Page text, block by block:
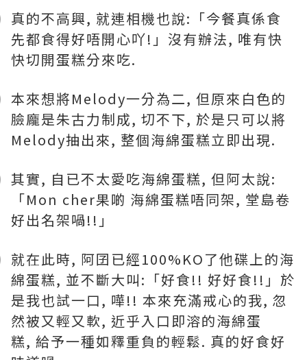
真的不高興, 就連相機也說:「今餐真係食
先都食得好唔開心吖!」沒有辦法, 唯有快
快切開蛋糕分來吃.
本來想將Melody一分為二, 但原來白色的
臉龐是朱古力制成, 切不下, 於是只可以將
Melody抽出來, 整個海綿蛋糕立即出現.
其實, 自已不太愛吃海綿蛋糕, 但阿太說:
「Mon cher果啲 海綿蛋糕唔同架, 堂島卷
好出名架喎!!」
就在此時, 阿囝已經100%KO了他碟上的海
綿蛋糕, 並不斷大叫:「好食!! 好好食!!」於
是我也試一口, 嘩!! 本來充滿戒心的我, 忽
然被又輕又軟, 近乎入口即溶的海綿蛋
糕, 給予一種如釋重負的輕鬆. 真的好食好